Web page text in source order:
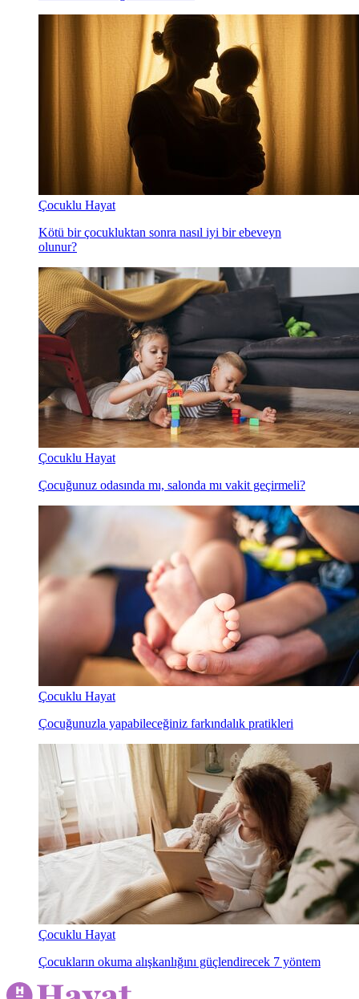
Çocuklu Hayat
Kötü bir çocukluktan sonra nasıl iyi bir ebeveyn
olunur?
Çocuklu Hayat
Çocuğunuz odasında mı, salonda mı vakit geçirmeli?
Çocuklu Hayat
Çocuğunuzla yapabileceğiniz farkındalık pratikleri
Çocuklu Hayat
Çocukların okuma alışkanlığını güçlendirecek 7 yöntem